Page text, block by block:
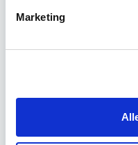
Marketing4 uur per week
Eerstvolgende